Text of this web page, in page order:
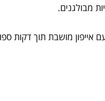
מבולגנים.
מושבת תוך דקות